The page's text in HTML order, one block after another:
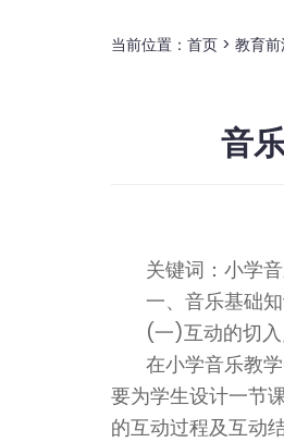
当前位置： 首页 > 教育
音
关键词：小学
一、音乐基础
(一)互动的切
在小学音乐教
要为学生设计一节
的互动过程及互动